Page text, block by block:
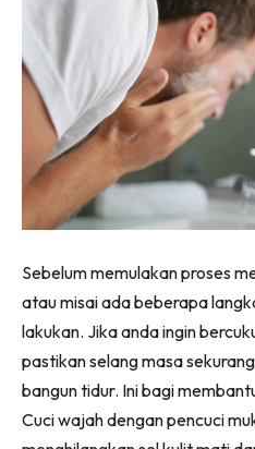
Sebelum memulakan proses
atau misai ada beberapa
lakukan. Jika anda ingin
pastikan selang masa
bangun tidur. Ini bagi
Cuci wajah dengan pencuci